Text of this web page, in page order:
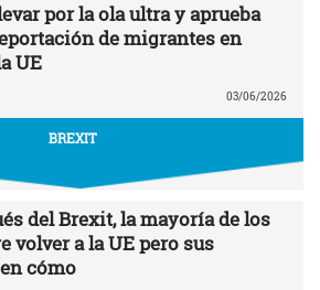
por la ola ultra y aprueba
de migrantes en
UE
03/06/2026
BREXIT
del Brexit, la mayoría de los
volver a la UE pero sus
cómo